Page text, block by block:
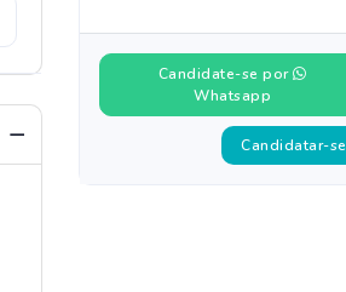
Candidate-se por
Whatsapp
Candidatar-se